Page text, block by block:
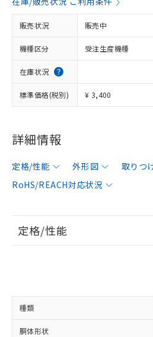
販売状況 販売中
機種区分 受注生産機種
在庫状況
標準価格(税別) ¥ 3,400
詳細情報
定格/性能 外形図 取りつ
RoHS/REACH対応状況
定格/性能
種類
胴体形状